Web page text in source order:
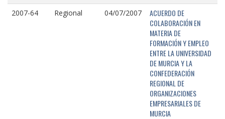
2007-64 Regional 04/07/2007
ACUERDO DE
COLABORACIÓN EN
MATERIA DE
FORMACIÓN Y EMPLEO
ENTRE LA UNIVERSIDAD
DE MURCIA Y LA
CONFEDERACIÓN
REGIONAL DE
ORGANIZACIONES
EMPRESARIALES DE
MURCIA